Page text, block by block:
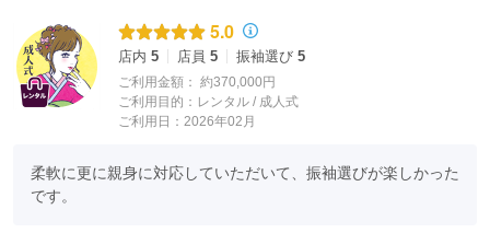
5.0
店内 5 店員 5 振袖選び 5
ご利用金額： 約370,000円
ご利用目的： レンタル / 成人式
ご利用日：2026年02月
柔軟に更に親身に対応していただいて、振袖選びが楽しかった
です。